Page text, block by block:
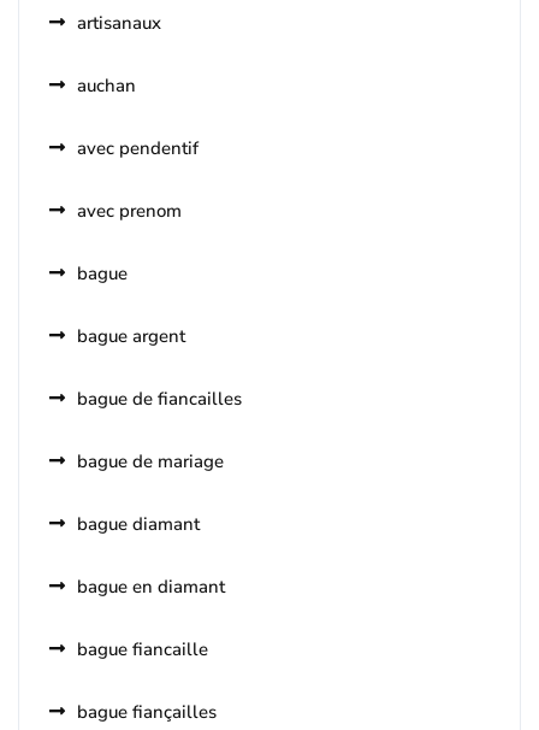
artisanaux
auchan
avec pendentif
avec prenom
bague
bague argent
bague de fiancailles
bague de mariage
bague diamant
bague en diamant
bague fiancaille
bague fiançailles